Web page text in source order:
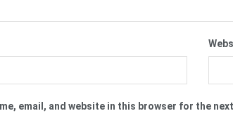
email, and website in this browser for the